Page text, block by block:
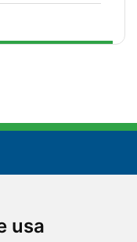
usa